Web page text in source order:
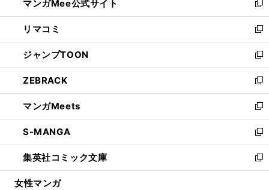
く
ド
ウ
で
開
く
ィ
ン
ド
ウ
で
開
く
い
ウ
ィ
ン
ド
ウ
で
開
く
マンガMee公式サイト
新
し
い
ウ
ィ
ン
ド
ウ
で
開
く
リマコミ
新
し
い
ウ
ィ
ン
ド
ウ
で
開
く
ジャンプTOON
新
し
い
ウ
ィ
ン
ド
ウ
で
開
ZEBRACK
新
し
い
ウ
ィ
ン
ド
ウ
マンガMeets
新
し
い
ウ
ィ
ン
S-MANGA
新
し
い
ウ
集英社コミック文庫
新
し
女性マンガ